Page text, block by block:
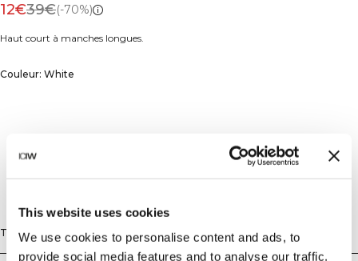
This website uses cookies
We use cookies to personalise content and ads, to
provide social media features and to analyse our traffic.
12€39€(-70%)
Haut court à manches longues.
Couleur: White
Taille